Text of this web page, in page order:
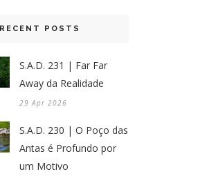
RECENT POSTS
S.A.D. 231 | Far Far
Away da Realidade
29 Apr 2026
S.A.D. 230 | O Poço das
Antas é Profundo por
um Motivo